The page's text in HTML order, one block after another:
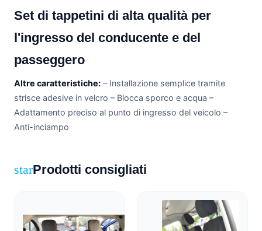
Set di tappetini di alta qualità per
l'ingresso del conducente e del
passeggero
Altre caratteristiche: – Installazione semplice tramite
strisce adesive in velcro – Blocca sporco e acqua –
Adattamento preciso al punto di ingresso del veicolo –
Anti-inciampo
starProdotti consigliati